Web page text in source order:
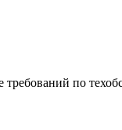
требований по